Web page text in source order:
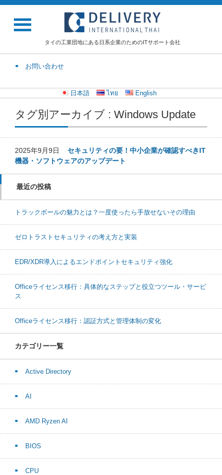
タイの工業団地にある日系企業のためのITサポート会社
お問い合わせ
日本語 ไทย English
タグ別アーカイブ : Windows Update
2025年9月9日 セキュリティの要！中小企業が確認すべきIT
機器・ソフトウェアのアップデート
最近の投稿
トラックボールの魅力とは？一度使ったら手放せないその理由
ゼロトラストセキュリティの考え方と実装
EDR/XDR導入によるエンドポイントセキュリティ強化
Officeライセンス移行：具体的なステップと役立つツール・サービ
ス
Officeライセンス移行：認証方式と管理体制の変化
カテゴリー一覧
Active Directory
AI
AMD Ryzen AI
BIOS
CPU